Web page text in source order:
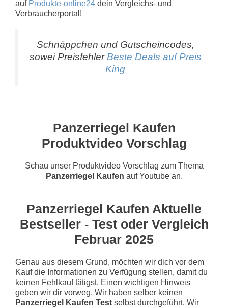
auf Produkte-online24 dein Vergleichs- und
Verbraucherportal!
Schnäppchen und Gutscheincodes,
sowei Preisfehler Beste Deals auf Preis
King
Panzerriegel Kaufen
Produktvideo Vorschlag
Schau unser Produktvideo Vorschlag zum Thema
Panzerriegel Kaufen auf Youtube an.
Panzerriegel Kaufen Aktuelle
Bestseller - Test oder Vergleich
Februar 2025
Genau aus diesem Grund, möchten wir dich vor dem
Kauf die Informationen zu Verfügung stellen, damit du
keinen Fehlkauf tätigst. Einen wichtigen Hinweis
geben wir dir vorweg. Wir haben selber keinen
Panzerriegel Kaufen Test selbst durchgeführt. Wir